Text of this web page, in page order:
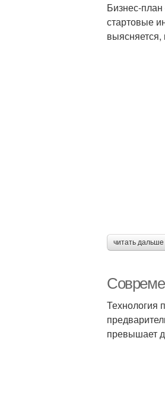
Бизнес-
стартовые
выясняется,
читать
Технология
превышает